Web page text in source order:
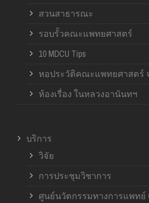
สวนสาธารณะ
รอบรั้วคณะแพทยศาสตร์
10 MDCU Tips
หอประวัติคณะแพทยศาสตร์
ห้องเรื่อง ในหลวงอานันทฯ
บริการ
วิจัย
การประชุมวิชาการ
ศูนย์นวัตกรรมทางการแพทย์